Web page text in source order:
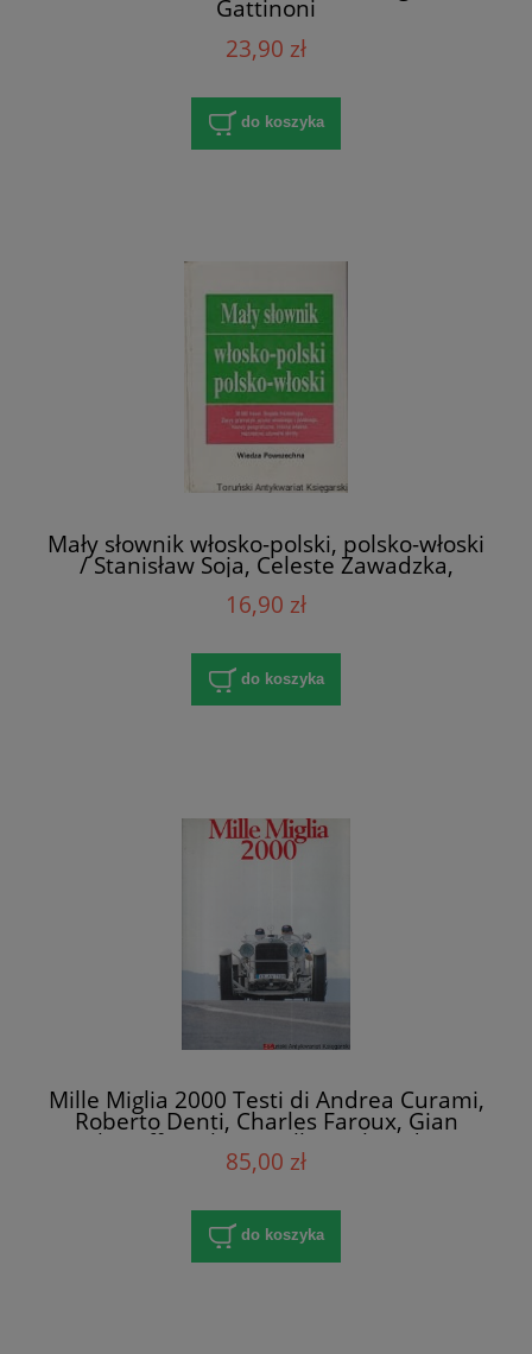
Gattinoni
23,90 zł
do koszyka
Mały słownik włosko-polski, polsko-włoski
/ Stanisław Soja, Celeste Zawadzka,
Zbigniew Zawadzki
16,90 zł
do koszyka
Mille Miglia 2000 Testi di Andrea Curami,
Roberto Denti, Charles Faroux, Gian
Paolo Laffranchi La Mille Miglia Editrice
85,00 zł
do koszyka